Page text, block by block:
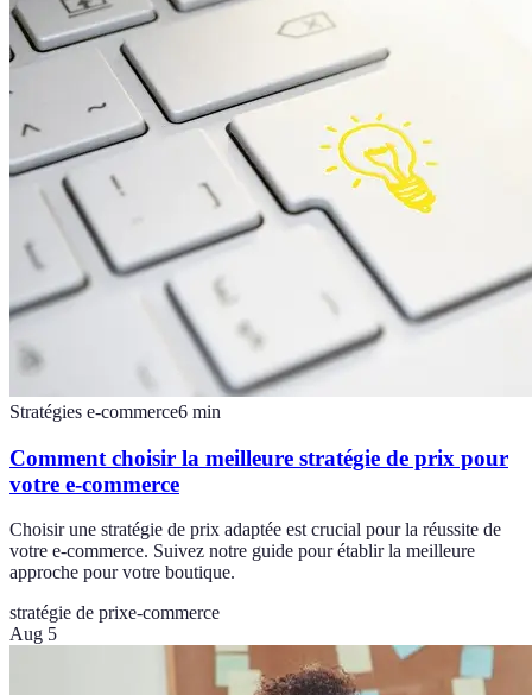
Stratégies e-commerce6 min
Comment choisir la meilleure stratégie de prix pour
votre e-commerce
Choisir une stratégie de prix adaptée est crucial pour la réussite de
votre e-commerce. Suivez notre guide pour établir la meilleure
approche pour votre boutique.
stratégie de prixe-commerce
Aug 5